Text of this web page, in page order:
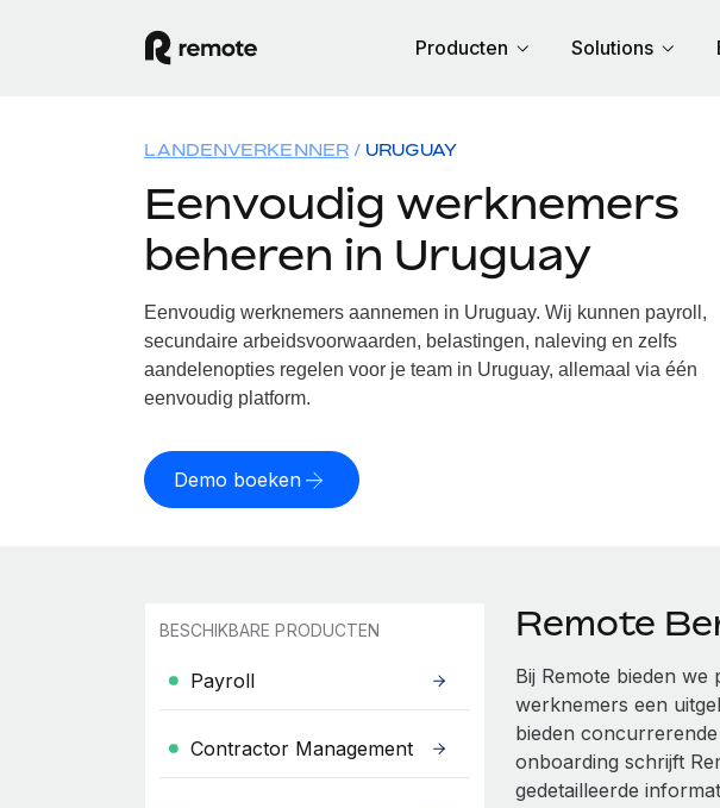
Producten Solutions
LANDENVERKENNER URUGUAY
Eenvoudig werknemers
beheren in Uruguay
Eenvoudig werknemers aannemen in Uruguay. Wij kunnen payroll,
secundaire arbeidsvoorwaarden, belastingen, naleving en zelfs
aandelenopties regelen voor je team in Uruguay, allemaal via één
eenvoudig platform.
Demo boeken
BESCHIKBARE PRODUCTEN
Payroll
Contractor Management
Remote
Bij Remote bieden
werknemers een
bieden
onboarding schrijft
gedetailleerde